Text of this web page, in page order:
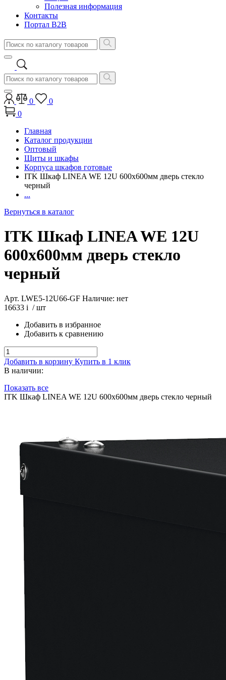
Полезная информация
Контакты
Портал B2B
0
0
0
Главная
Каталог продукции
Оптовый
Щиты и шкафы
Корпуса шкафов готовые
ITK Шкаф LINEA WE 12U 600x600мм дверь стекло
черный
...
Вернуться в каталог
ITK Шкаф LINEA WE 12U
600x600мм дверь стекло
черный
Арт. LWE5-12U66-GF Наличие: нет
16633 i / шт
Добавить в избранное
Добавить к сравнению
Добавить в корзину Купить в 1 клик
В наличии:
Показать все
ITK Шкаф LINEA WE 12U 600x600мм дверь стекло черный